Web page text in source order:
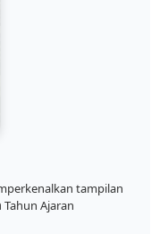
tampilan
Tahun Ajaran